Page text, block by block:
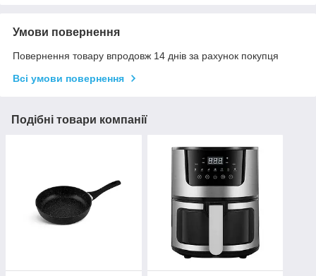
Умови повернення
Повернення товару впродовж 14 днів за рахунок покупця
Всі умови повернення
Подібні товари компанії